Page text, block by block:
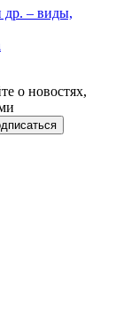
др. – виды,
о новостях,